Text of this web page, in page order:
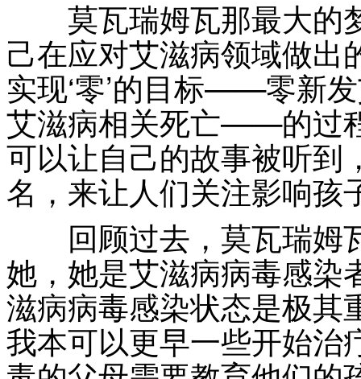
莫瓦瑞姆瓦那最大的
己在应对艾滋病领域做出
实现‘零’的目标——零新
艾滋病相关死亡——的过
可以让自己的故事被听到
名，来让人们关注影响孩
回顾过去，莫瓦瑞姆
她，她是艾滋病病毒感染
滋病病毒感染状态是极其
我本可以更早一些开始治